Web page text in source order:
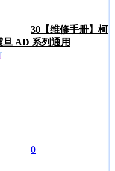
30 【维修手册】柯
旦 AD 系列通用
0